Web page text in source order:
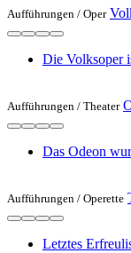
Aufführungen / Oper
Die Volksoper
Aufführungen / Theater
Das Odeon
Aufführungen / Operette
Letztes